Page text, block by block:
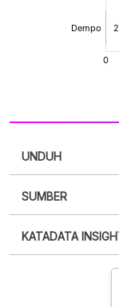
UNDUH
XLS
SUMBER
punya akun?
KATADATA